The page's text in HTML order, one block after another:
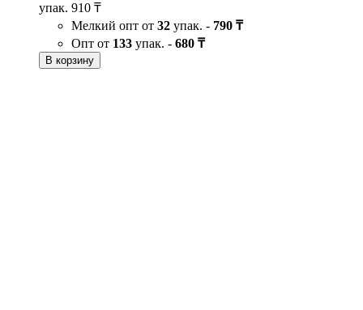
упак. 910 ₸
Мелкий опт от 32 упак. - 790 ₸
Опт от 133 упак. - 680 ₸
В корзину